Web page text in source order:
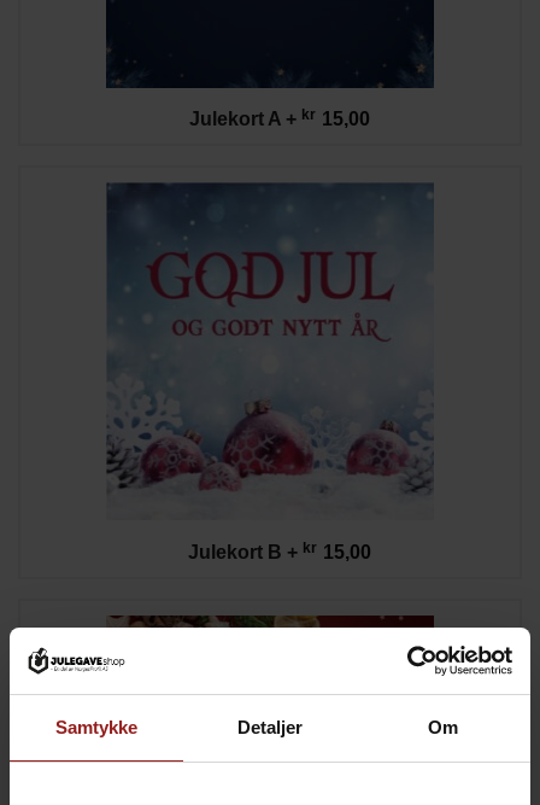
Samtykke Detaljer Om
Julekort A + kr 15,00
Julekort B + kr 15,00